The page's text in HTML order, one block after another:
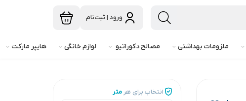
ورود | ثبت‌نام
ملزومات بهداشتی مصالح دکوراتیو لوازم خانگی هایپر مارکت
انتخاب برای هر متر